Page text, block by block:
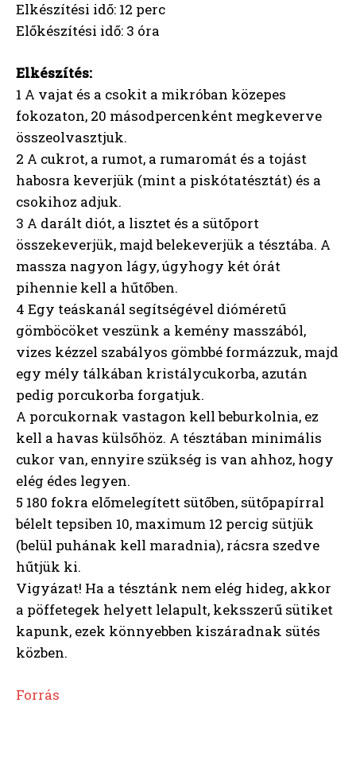
Elkészítési idő: 12 perc
Előkészítési idő: 3 óra
Elkészítés:
1 A vajat és a csokit a mikróban közepes
fokozaton, 20 másodpercenként megkeverve
összeolvasztjuk.
2 A cukrot, a rumot, a rumaromát és a tojást
habosra keverjük (mint a piskótatésztát) és a
csokihoz adjuk.
3 A darált diót, a lisztet és a sütőport
összekeverjük, majd belekeverjük a tésztába. A
massza nagyon lágy, úgyhogy két órát
pihennie kell a hűtőben.
4 Egy teáskanál segítségével dióméretű
gömböcöket veszünk a kemény masszából,
vizes kézzel szabályos gömbbé formázzuk, majd
egy mély tálkában kristálycukorba, azután
pedig porcukorba forgatjuk.
A porcukornak vastagon kell beburkolnia, ez
kell a havas külsőhöz. A tésztában minimális
cukor van, ennyire szükség is van ahhoz, hogy
elég édes legyen.
5 180 fokra előmelegített sütőben, sütőpapírral
bélelt tepsiben 10, maximum 12 percig sütjük
(belül puhának kell maradnia), rácsra szedve
hűtjük ki.
Vigyázat! Ha a tésztánk nem elég hideg, akkor
a pöffetegek helyett lelapult, keksszerű sütiket
kapunk, ezek könnyebben kiszáradnak sütés
közben.
Forrás